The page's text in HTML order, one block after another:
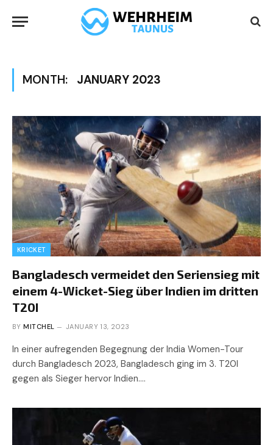
MONTH: JANUARY 2023
KRICKET
Bangladesch vermeidet den Seriensieg mit
einem 4-Wicket-Sieg über Indien im dritten
T20I
BY MITCHEL JANUARY 13, 2023
In einer aufregenden Begegnung der India Women-Tour
durch Bangladesch 2023, Bangladesch ging im 3. T20I
gegen als Sieger hervor Indien.…